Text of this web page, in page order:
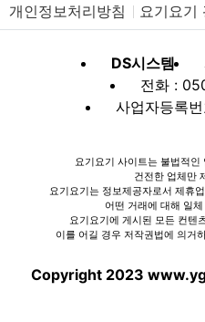
개인정보처리방침 요기요기
DS시스템
전화 :
사업자등록
요기요기 사이트는 불법적
건전한 업체만
요기요기는 정보제공자로서 제휴
어떤 거래에 대해 일
요기요기에 게시된 모든 컨텐
이를 어길 경우 저작권법에 의거
Copyright 2023